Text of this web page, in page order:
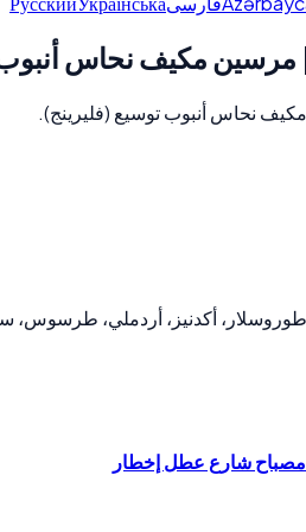
طوروسلار، أكدنيز، أردملي، طرسوس،